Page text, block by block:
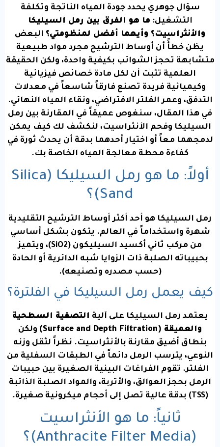
سؤال جوهري يحدد جودة المياه الناتجة وتكلفة
التشغيل: ما هو الفرق بين رمل السيليكا
والأنثراسيت؟ وأيهما أفضل لمنظومتي؟ البعض
يظن خطأً أن أوساط الترشيح مجرد مواد طبيعية
متشابهة تحجز الشوائب بكيفية واحدة، ولكن الحقيقة
العلمية تثبت أن لكل مادة خصائص فيزيائية
وكيميائية فريدة تصنع فارقاً شاسعاً في معدلات
التدفق، وعمر الفلتر الافتراضي، ونقاء المياه النهائي.
في هذا المقال، سنغوص عميقاً في المقارنة بين رمل
السيليكا وفحم الأنثراسيت، لنكشف لك كيف يمكن
لدمجهما معاً أو اختيار أحدهما بدقة أن يحدث ثورة في
كفاءة محطة معالجة المياه الخاصة بك.
أولاً: ما هو رمل السيليكا (Silica
Sand)؟
رمل السيليكا هو أحد أكثر أوساط الترشيح التقليدية
شهرة واستخداماً في العالم. يتكون بشكل أساسي
من مركب ثاني أكسيد السيليكون (
SiO2
)، ويتميز
بحبيباته الصلبة ذات الزوايا شبه الدائرية أو الحادة
(حسب مصدره وتصنيعه).
كيف يعمل رمل السيليكا في الفلترة؟
يعتمد رمل السيليكا على آلية التصفية السطحية
والعميقة (Surface and Depth Filtration)
ولكن
بنطاق أضيق مقارنة بالأنثراسيت. نظراً لثقل وزنه
النوعي، يترسب الرمل دائماً في الطبقات السفلية من
الفلتر. تقوم الفراغات البينية الصغيرة بين حبيبات
الرمل بحجز العوالق، والأتربة، والمواد الصلبة الذائبة
(TSS) بدقة عالية تصل إلى أحجام ميكرونية صغيرة.
ثانياً: ما هو الأنثراسيت
(Anthracite Filter Media)؟